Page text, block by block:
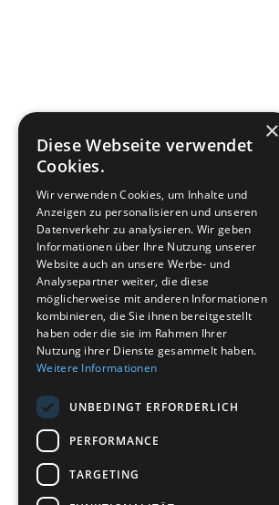
×
Diese Webseite verwendet
Cookies.
Wir verwenden Cookies, um Inhalte und
Anzeigen zu personalisieren und unseren
Datenverkehr zu analysieren. Wir geben
Informationen über Ihre Nutzung unserer
Website auch an unsere Werbe- und
Analysepartner weiter, die diese
möglicherweise mit anderen Informationen
kombinieren, die Sie ihnen bereitgestellt
haben oder die sie im Rahmen Ihrer
Nutzung ihrer Dienste gesammelt haben.
Weitere Informationen
UNBEDINGT ERFORDERLICH
PERFORMANCE
TARGETING